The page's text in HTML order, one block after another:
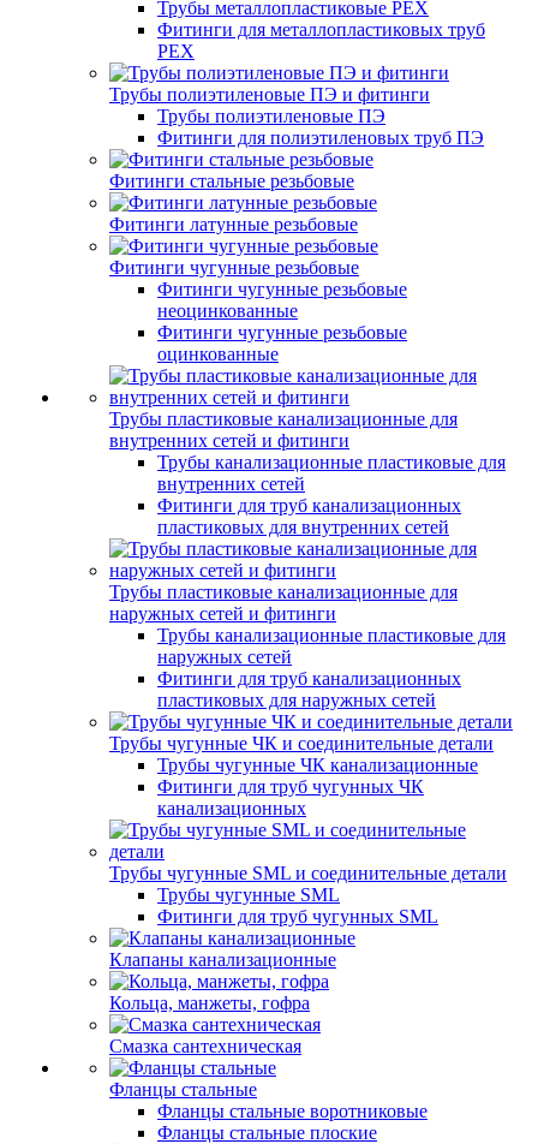
Трубы металлопластиковые PEX
Фитинги для металлопластиковых труб
PEX
Трубы полиэтиленовые ПЭ и фитинги
Трубы полиэтиленовые ПЭ
Фитинги для полиэтиленовых труб ПЭ
Фитинги стальные резьбовые
Фитинги латунные резьбовые
Фитинги чугунные резьбовые
Фитинги чугунные резьбовые
неоцинкованные
Фитинги чугунные резьбовые
оцинкованные
Трубы пластиковые канализационные для
внутренних сетей и фитинги
Трубы канализационные пластиковые для
внутренних сетей
Фитинги для труб канализационных
пластиковых для внутренних сетей
Трубы пластиковые канализационные для
наружных сетей и фитинги
Трубы канализационные пластиковые для
наружных сетей
Фитинги для труб канализационных
пластиковых для наружных сетей
Трубы чугунные ЧК и соединительные детали
Трубы чугунные ЧК канализационные
Фитинги для труб чугунных ЧК
канализационных
Трубы чугунные SML и соединительные детали
Трубы чугунные SML
Фитинги для труб чугунных SML
Клапаны канализационные
Кольца, манжеты, гофра
Смазка сантехническая
Фланцы стальные
Фланцы стальные воротниковые
Фланцы стальные плоские